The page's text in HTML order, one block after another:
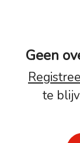
Geen
te